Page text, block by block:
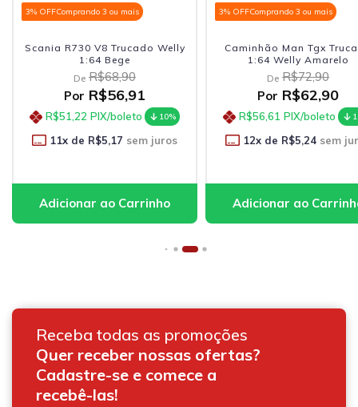
3% OFFComprando 3 ou mais
Scania R730 V8 Trucado Welly
1:64 Bege
De R$68,90
Por R$56,91
R$51,22 PIX/boleto 10%
11x de R$5,17 sem juros
3% OFFComprando 3 ou mais
Caminhão Man Tgx
1:64 Welly Amarelo
De R$72,90
Por R$62,90
R$56,61 PIX/boleto
12x de R$5,24 sem
Receba todas as promoções
Quer receber nossas ofertas?
Cadastre-se e comece a
recebê-las!